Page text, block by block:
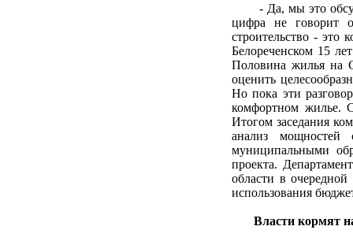
- Да, мы это
цифра не говорит
строительство - это
Белореченском 15
Половина жилья на
оценить
Но пока эти
комфортном жилье.
Итогом заседания
анализ мощностей
муниципальными
проекта.
области в очередной
использования
Власти кормят